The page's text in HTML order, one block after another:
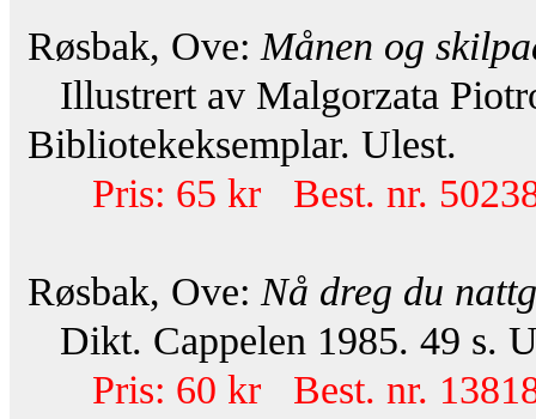
Røsbak, Ove: Månen og
Illustrert av Malgorzata
Bibliotekeksemplar. Ulest.
Pris: 65 kr Best. nr.
Røsbak, Ove: Nå dreg du
Dikt. Cappelen 1985. 49 s.
Pris: 60 kr Best. nr.